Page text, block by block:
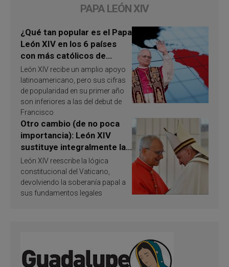
PAPA LEÓN XIV
¿Qué tan popular es el Papa
León XIV en los 6 países
con más católicos de
América Latina en 2026?
Publican resultados de
investigación
León XIV recibe un amplio apoyo
latinoamericano, pero sus cifras
de popularidad en su primer año
son inferiores a las del debut de
Francisco
Otro cambio (de no poca
importancia): León XIV
sustituye integralmente la
ley vaticana de Papa
Francisco
León XIV reescribe la lógica
constitucional del Vaticano,
devolviendo la soberanía papal a
sus fundamentos legales